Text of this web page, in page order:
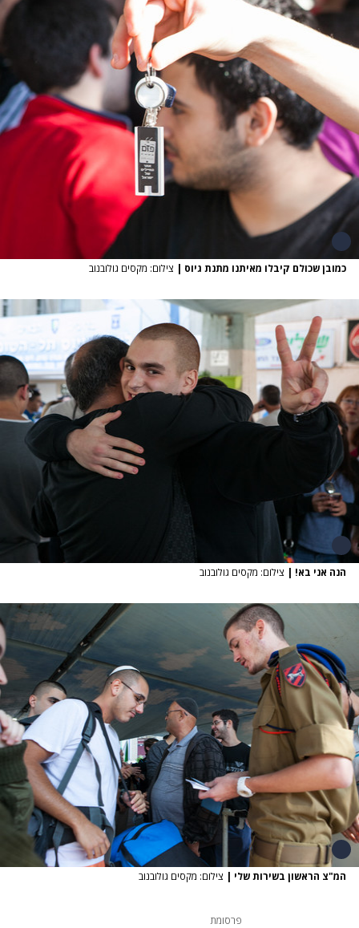
כמובן שכולם קיבלו מאיתנו מתנת גיוס | צילום: מקסים גולובנוב
הנה אני בא! | צילום: מקסים גולובנוב
המ"צ הראשון בשירות שלי | צילום: מקסים גולובנוב
פרסומת